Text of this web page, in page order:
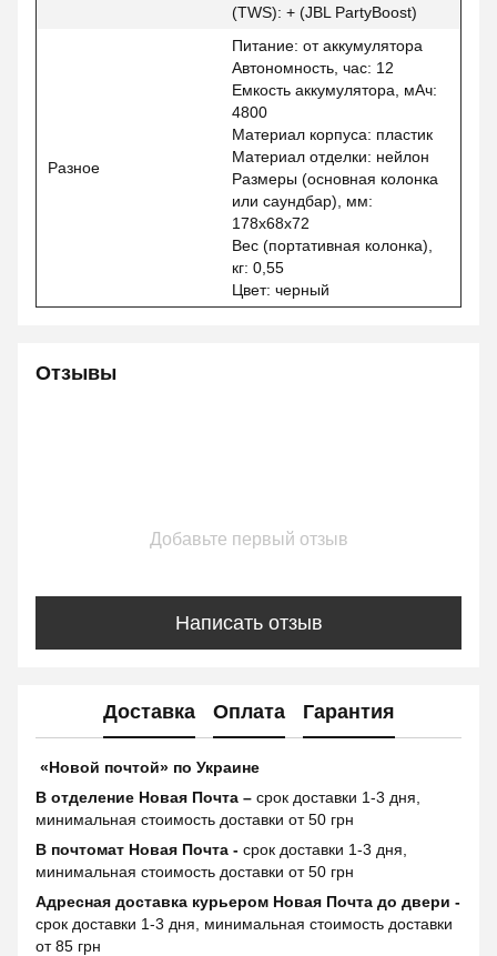
(TWS): + (JBL PartyBoost)
Разное
Питание: от аккумулятора
Автономность, час: 12
Емкость аккумулятора, мАч:
4800
Материал корпуса: пластик
Материал отделки: нейлон
Размеры (основная колонка
или саундбар), мм:
178x68x72
Вес (портативная колонка),
кг: 0,55
Цвет: черный
Отзывы
Добавьте первый отзыв
Написать отзыв
Доставка Оплата Гарантия
«Новой почтой» по Украине
В отделение Новая Почта – срок доставки 1-3 дня,
минимальная стоимость доставки от 50 грн
В почтомат Новая Почта - срок доставки 1-3 дня,
минимальная стоимость доставки от 50 грн
Адресная доставка курьером Новая Почта до двери -
срок доставки 1-3 дня, минимальная стоимость доставки
от 85 грн